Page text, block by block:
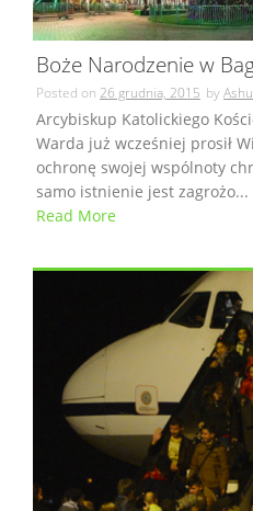
Boże Narodzenie w
Posted on 26 grudnia, 2015 by
Arcybiskup Katolickiego
Warda już wcześniej prosił
ochronę swojej wspólnoty
samo istnienie jest zagrożo...
Read More